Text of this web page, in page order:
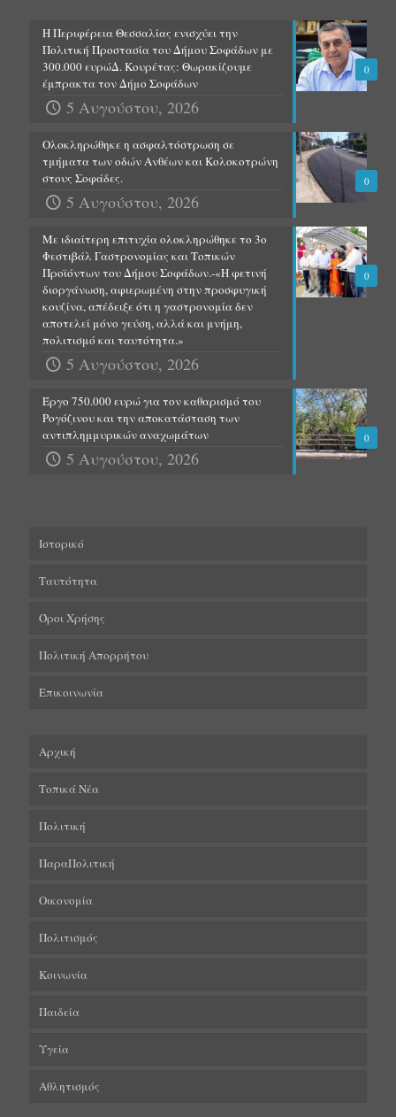
0
Η Περιφέρεια Θεσσαλίας ενισχύει την
Πολιτική Προστασία του Δήμου Σοφάδων με
300.000 ευρώΔ. Κουρέτας: Θωρακίζουμε
έμπρακτα τον Δήμο Σοφάδων
5 Αυγούστου, 2026
0
Ολοκληρώθηκε η ασφαλτόστρωση σε
τμήματα των οδών Ανθέων και Κολοκοτρώνη
στους Σοφάδες.
5 Αυγούστου, 2026
0
Με ιδιαίτερη επιτυχία ολοκληρώθηκε το 3ο
Φεστιβάλ Γαστρονομίας και Τοπικών
Προϊόντων του Δήμου Σοφάδων.-«Η φετινή
διοργάνωση, αφιερωμένη στην προσφυγική
κουζίνα, απέδειξε ότι η γαστρονομία δεν
αποτελεί μόνο γεύση, αλλά και μνήμη,
πολιτισμό και ταυτότητα.»
5 Αυγούστου, 2026
0
Έργο 750.000 ευρώ για τον καθαρισμό του
Ρογόζινου και την αποκατάσταση των
αντιπλημμυρικών αναχωμάτων
5 Αυγούστου, 2026
Ιστορικό
Ταυτότητα
Όροι Χρήσης
Πολιτική Απορρήτου
Επικοινωνία
Αρχική
Τοπικά Νέα
Πολιτική
ΠαραΠολιτική
Οικονομία
Πολιτισμός
Κοινωνία
Παιδεία
Υγεία
Αθλητισμός